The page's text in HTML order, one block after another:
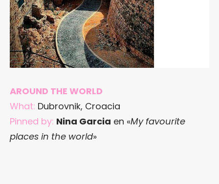
AROUND THE WORLD
What: Dubrovnik, Croacia
Pinned by: Nina Garcia en «My favourite
places in the world»